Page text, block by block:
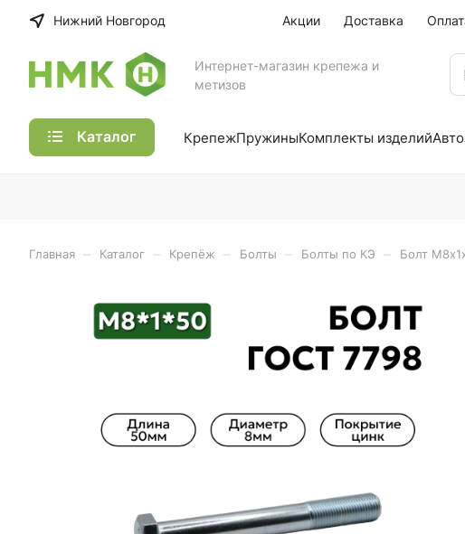
Нижний Новгород Акции Доставка
Интернет-магазин крепежа и
метизов
Каталог КрепежПружиныКомплекты изделий
Главная Каталог Крепёж Болты Болты по КЭ Болт